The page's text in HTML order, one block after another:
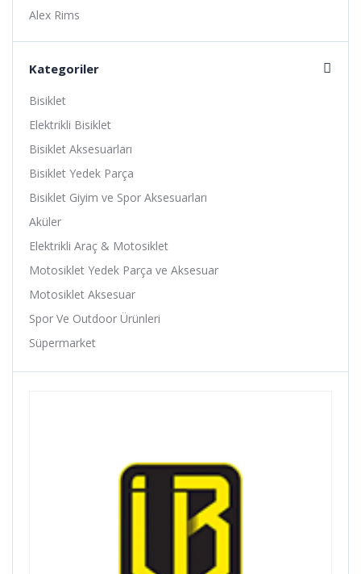
Alex Rims
Alhonga
Alligator
Baby Hope
Baradine
Kategoriler
Bisiklet
Elektrikli Bisiklet
Bisiklet Aksesuarları
Bisiklet Yedek Parça
Bisiklet Giyim ve Spor Aksesuarları
Aküler
Elektrikli Araç & Motosiklet
Motosiklet Yedek Parça ve Aksesuar
Motosiklet Aksesuar
Spor Ve Outdoor Ürünleri
Süpermarket